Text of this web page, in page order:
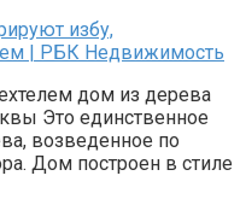
избу,
| РБК Недвижимость
дом из дерева
Это единственное
возведенное по
Дом построен в стиле